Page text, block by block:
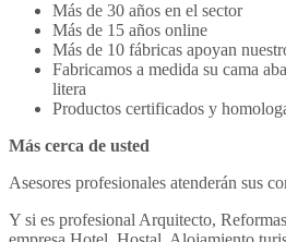
Más de 30 años en el sector
Más de 15 años online
Más de 10 fábricas apoyan
Fabricamos a medida su cama
litera
Productos certificados y
Más cerca de usted
Asesores profesionales atenderán sus
Y si es profesional Arquitecto,